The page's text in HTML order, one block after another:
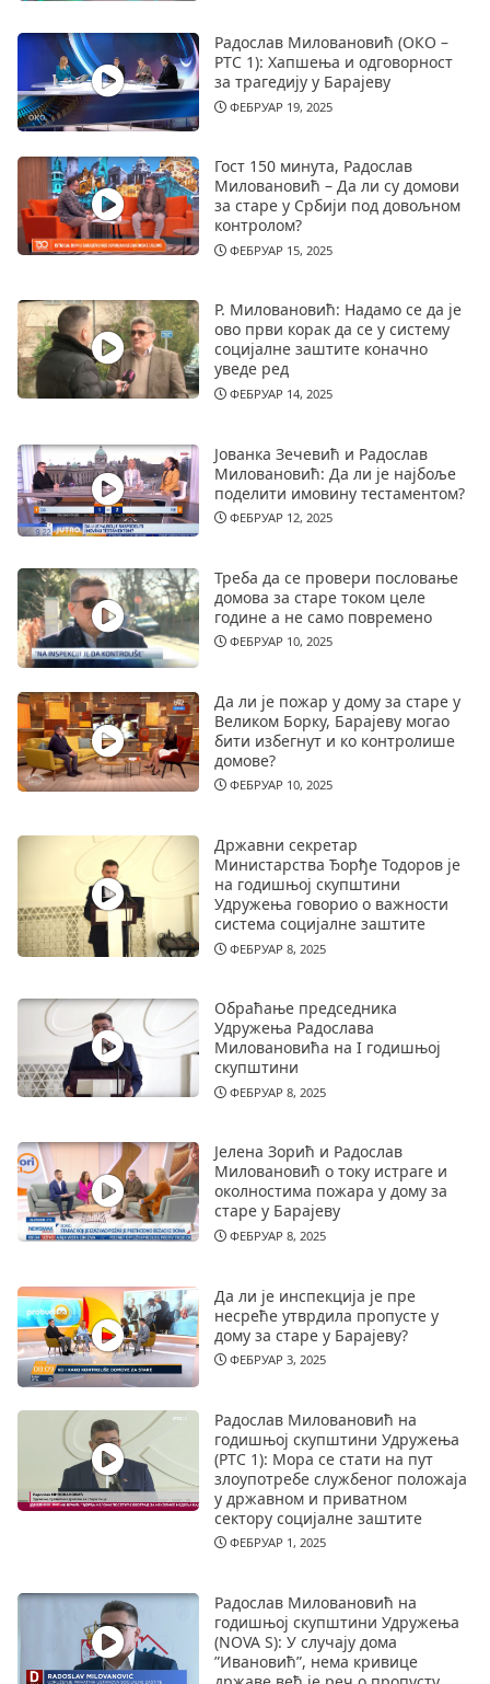
Радослав Миловановић (ОКО –
РТС 1): Хапшења и одговорност
за трагедију у Барајеву
ФЕБРУАР 19, 2025
Гост 150 минута, Радослав
Миловановић – Да ли су домови
за старе у Србији под довољном
контролом?
ФЕБРУАР 15, 2025
Р. Миловановић: Надамо се да је
ово први корак да се у систему
социјалне заштите коначно
уведе ред
ФЕБРУАР 14, 2025
Јованка Зечевић и Радослав
Миловановић: Да ли је најбоље
поделити имовину тестаментом?
ФЕБРУАР 12, 2025
Треба да се провери пословање
домова за старе током целе
године а не само повремено
ФЕБРУАР 10, 2025
Да ли је пожар у дому за старе у
Великом Борку, Барајеву могао
бити избегнут и ко контролише
домове?
ФЕБРУАР 10, 2025
Државни секретар
Министарства Ђорђе Тодоров је
на годишњој скупштини
Удружења говорио о важности
система социјалне заштите
ФЕБРУАР 8, 2025
Обраћање председника
Удружења Радослава
Миловановића на I годишњој
скупштини
ФЕБРУАР 8, 2025
Јелена Зорић и Радослав
Миловановић о току истраге и
околностима пожара у дому за
старе у Барајеву
ФЕБРУАР 8, 2025
Да ли је инспекција је пре
несреће утврдила пропусте у
дому за старе у Барајеву?
ФЕБРУАР 3, 2025
Радослав Миловановић на
годишњој скупштини Удружења
(РТС 1): Мора се стати на пут
злоупотребе службеног положаја
у државном и приватном
сектору социјалне заштите
ФЕБРУАР 1, 2025
Радослав Миловановић на
годишњој скупштини Удружења
(NOVA S): У случају дома
”Ивановић”, нема кривице